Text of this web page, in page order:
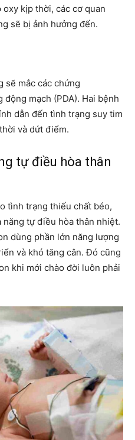
kịp thời, các cơ quan
sẽ bị ảnh hưởng đến.
sẽ mắc các chứng
mạch (PDA). Hai bệnh
dẫn đến tình trạng suy tim
và dứt điểm.
tự điều hòa thân
tình trạng thiếu chất béo,
tự điều hòa thân nhiệt.
dùng phần lớn năng lượng
và khó tăng cân. Đó cũng
khi mới chào đời luôn phải